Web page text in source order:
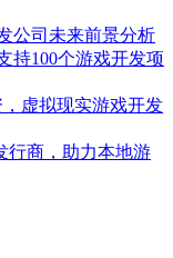
公司未来前景分析
持100个游戏开发项
，虚拟现实游戏开发
行商，助力本地游